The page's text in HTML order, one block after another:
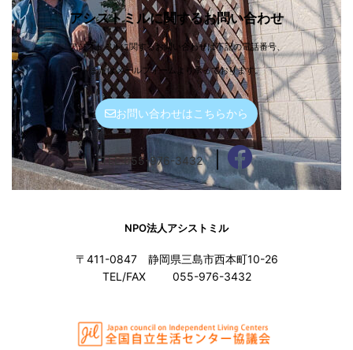
アシストミルに関するお問い合わせ
アシストミルに関するお問い合わせは下記の電話番号、
またはメールフォームより承っております。
お問い合わせはこちらから
TEL.055-976-3432｜
NPO法人アシストミル
〒411-0847 静岡県三島市西本町10-26
TEL/FAX
055-976-3432